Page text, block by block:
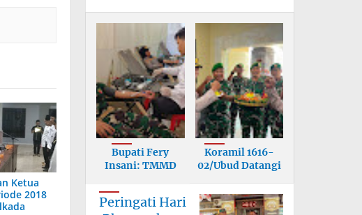
Ketua
2018
Bupati Fery
Insani: TMMD
Koramil 1616-
02/Ubud Datangi
Peringati Hari